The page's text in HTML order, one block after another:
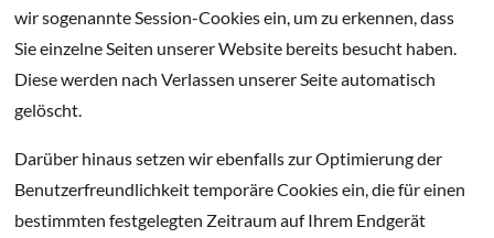
wir sogenannte Session-Cookies ein, um zu erkennen, dass
Sie einzelne Seiten unserer Website bereits besucht haben.
Diese werden nach Verlassen unserer Seite automatisch
gelöscht.
Darüber hinaus setzen wir ebenfalls zur Optimierung der
Benutzerfreundlichkeit temporäre Cookies ein, die für einen
bestimmten festgelegten Zeitraum auf Ihrem Endgerät